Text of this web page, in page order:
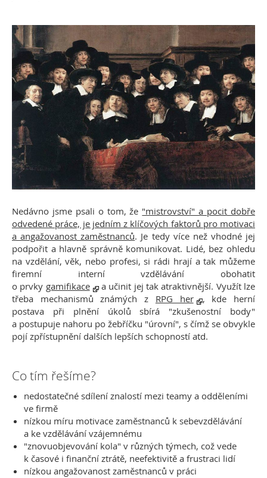
Nedávno jsme psali o tom, že "mistrovství" a pocit dobře
odvedené práce, je jedním z klíčových faktorů pro motivaci
a angažovanost zaměstnanců. Je tedy více než vhodné jej
podpořit a hlavně správně komunikovat. Lidé, bez ohledu
na vzdělání, věk, nebo profesi, si rádi hrají a tak můžeme
firemní interní vzdělávání obohatit
o prvky gamifikace
a učinit jej tak atraktivnější. Využít lze
třeba mechanismů známých z RPG her
, kde herní
postava při plnění úkolů sbírá "zkušenostní body"
a postupuje nahoru po žebříčku "úrovní", s čímž se obvykle
pojí zpřístupnění dalších lepších schopností atd.
Co tím řešíme?
nedostatečné sdílení znalostí mezi teamy a odděleními
ve firmě
nízkou míru motivace zaměstnanců k sebevzdělávání
a ke vzdělávání vzájemnému
"znovuobjevování kola" v různých týmech, což vede
k časové i finanční ztrátě, neefektivitě a frustraci lidí
nízkou angažovanost zaměstnanců v práci